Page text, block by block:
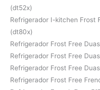
(dt52x)
Refrigerador I-kitchen Frost
(dt80x)
Refrigerador Frost Free
Refrigerador Frost Free
Refrigerador Frost Free
Refrigerador Frost Free